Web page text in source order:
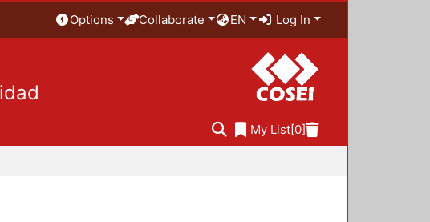
Options Collaborate EN Log In
My List[0]